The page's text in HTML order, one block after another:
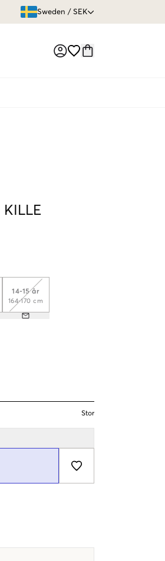
Sweden / SEK
KILLE
14-15 år
164-170 cm
Stor